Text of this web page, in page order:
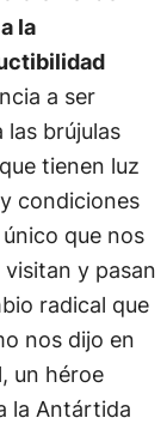
la
a ser
las brújulas
tienen luz
condiciones
que nos
y pasan
radical que
nos dijo en
un héroe
la Antártida